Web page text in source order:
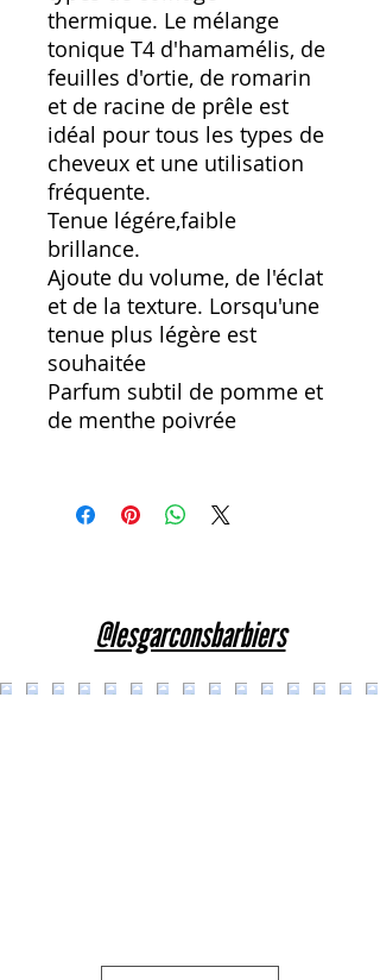
thermique. Le mélange
tonique T4 d'hamamélis, de
feuilles d'ortie, de romarin
et de racine de prêle est
idéal pour tous les types de
cheveux et une utilisation
fréquente.
Tenue légére,faible
brillance.
Ajoute du volume, de l'éclat
et de la texture. Lorsqu'une
tenue plus légère est
souhaitée
Parfum subtil de pomme et
de menthe poivrée
@lesgarconsbarbiers